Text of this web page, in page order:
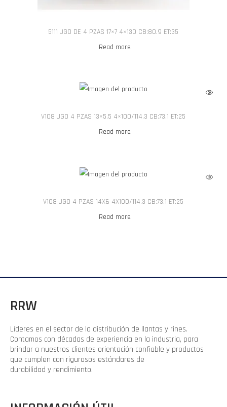
5111 JGO DE 4 PZAS 17×7 4×130 CB:80.9 ET:35
Read more
V108 JGO 4 PZAS 13×5.5 4×100/114.3 CB:73.1 ET:25
Read more
V108 JGO 4 PZAS 14X6 4X100/114.3 CB:73.1 ET:25
Read more
RRW
Líderes en el sector de la distribución de llantas y rines.
Contamos con décadas de experiencia en la industria, para
brindar a nuestros clientes orientación confiable y productos
que cumplen con rigurosos estándares de
durabilidad y rendimiento.